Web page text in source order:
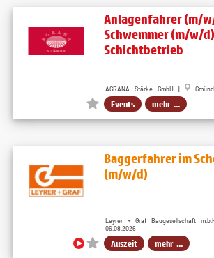
Anlagenfahrer (m/
Schwemmer (m/w/
Schichtbetrieb
AGRANA Stärke GmbH |
Events mehr ...
Baggerfahrer im
(m/w/d)
Leyrer + Graf Baugesellschaft
06.08.2026
Auszeit mehr ...